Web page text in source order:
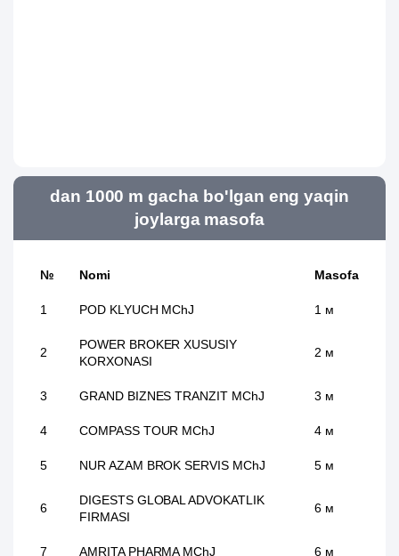
dan 1000 m gacha bo'lgan eng yaqin
joylarga masofa
№ Nomi Masofa
1 POD KLYUCH MChJ 1 м
2
POWER BROKER XUSUSIY
KORXONASI
2 м
3 GRAND BIZNES TRANZIT MChJ 3 м
4 COMPASS TOUR MChJ 4 м
5 NUR AZAM BROK SERVIS MChJ 5 м
6
DIGESTS GLOBAL ADVOKATLIK
FIRMASI
6 м
7 AMRITA PHARMA MChJ 6 м